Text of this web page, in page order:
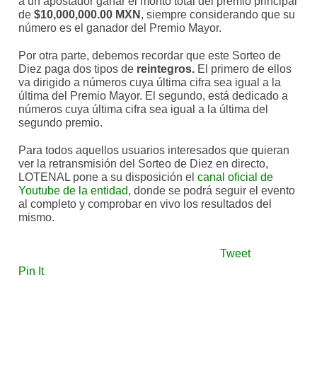
de$10,000,000.00 MXN , siempre considerando que su
número es el ganador del Premio Mayor.
Por otra parte, debemos recordar que este Sorteo de
Diez paga dos tipos de reintegros. El primero de ellos
va dirigido a números cuya última cifra sea igual a la
última del Premio Mayor. El segundo, está dedicado a
números cuya última cifra sea igual a la última del
segundo premio.
Para todos aquellos usuarios interesados que quieran
ver la retransmisión del Sorteo de Diez en directo,
LOTENAL pone a su disposición elcanal oficial de
Youtube de la entidad, donde se podrá seguir el evento
al completo y comprobar en vivo los resultados del
mismo.
Tweet
Pin It